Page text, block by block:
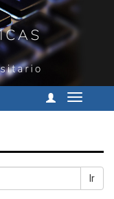
Cambiar
Ir